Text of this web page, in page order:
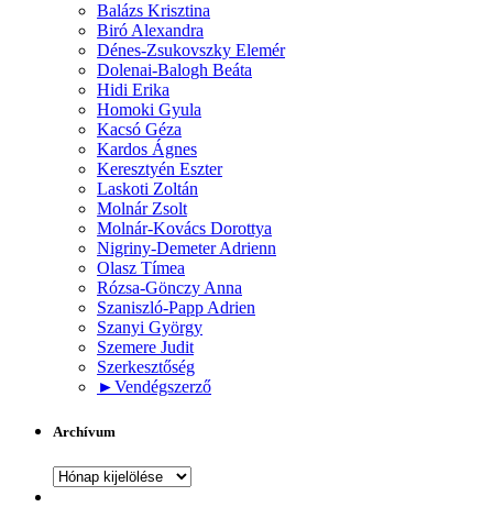
Balázs Krisztina
Biró Alexandra
Dénes-Zsukovszky Elemér
Dolenai-Balogh Beáta
Hidi Erika
Homoki Gyula
Kacsó Géza
Kardos Ágnes
Keresztyén Eszter
Laskoti Zoltán
Molnár Zsolt
Molnár-Kovács Dorottya
Nigriny-Demeter Adrienn
Olasz Tímea
Rózsa-Gönczy Anna
Szaniszló-Papp Adrien
Szanyi György
Szemere Judit
Szerkesztőség
►Vendégszerző
Archívum
Archívum